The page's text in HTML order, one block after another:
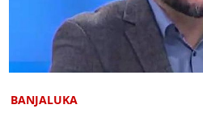
BANJALUKA